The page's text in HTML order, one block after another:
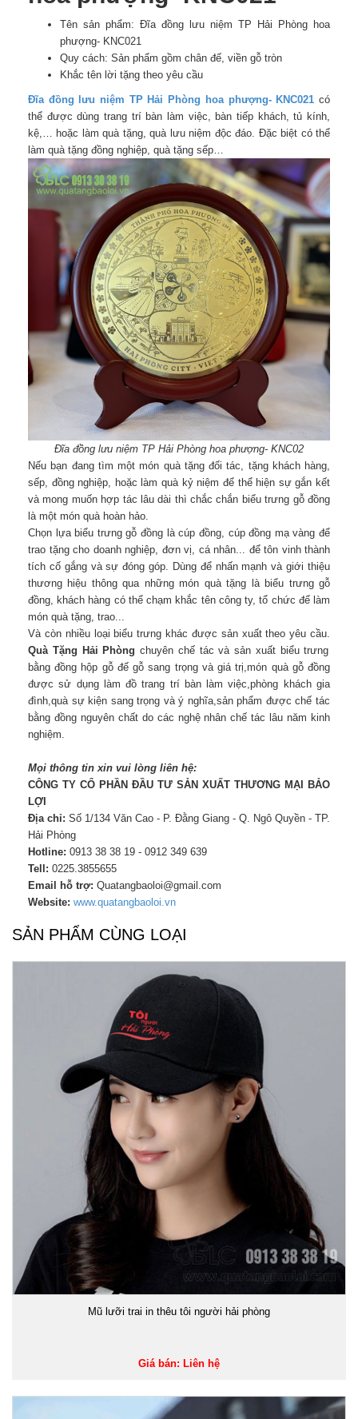
Tên sản phẩm: Đĩa đồng lưu niệm TP Hải Phòng hoa
phượng- KNC021
Quy cách: Sản phẩm gồm chân đế, viền gỗ tròn
Khắc tên lời tặng theo yêu cầu
Đĩa đồng lưu niệm TP Hải Phòng hoa phượng- KNC021 có
thể được dùng trang trí bàn làm việc, bàn tiếp khách, tủ kính,
kệ,… hoặc làm quà tặng, quà lưu niệm độc đáo. Đặc biệt có thể
làm quà tặng đồng nghiệp, quà tặng sếp…
Đĩa đồng lưu niệm TP Hải Phòng hoa phượng- KNC02
Nếu bạn đang tìm một món quà tặng đối tác, tặng khách hàng,
sếp, đồng nghiệp, hoặc làm quà kỷ niệm để thể hiện sự gắn kết
và mong muốn hợp tác lâu dài thì chắc chắn biểu trưng gỗ đồng
là một món quà hoàn hảo.
Chọn lựa biểu trưng gỗ đồng là cúp đồng, cúp đồng mạ vàng để
trao tặng cho doanh nghiệp, đơn vị, cá nhân... để tôn vinh thành
tích cố gắng và sự đóng góp. Dùng để nhấn mạnh và giới thiệu
thương hiệu thông qua những món quà tặng là biểu trưng gỗ
đồng, khách hàng có thể chạm khắc tên công ty, tổ chức để làm
món quà tặng, trao...
Và còn nhiều loại biểu trưng khác được sản xuất theo yêu cầu.
Quà Tặng Hải Phòng chuyên chế tác và sản xuất biểu trưng
bằng đồng hộp gỗ đế gỗ sang trọng và giá trị,món quà gỗ đồng
được sử dụng làm đồ trang trí bàn làm việc,phòng khách gia
đình,quà sự kiện sang trọng và ý nghĩa,sản phẩm được chế tác
bằng đồng nguyên chất do các nghệ nhân chế tác lâu năm kinh
nghiệm.
Mọi thông tin xin vui lòng liên hệ:
CÔNG TY CỔ PHẦN ĐẦU TƯ SẢN XUẤT THƯƠNG MẠI BẢO
LỢI
Địa chỉ: Số 1/134 Văn Cao - P. Đằng Giang - Q. Ngô Quyền - TP.
Hải Phòng
Hotline: 0913 38 38 19 - 0912 349 639
Tell: 0225.3855655
Email hỗ trợ: Quatangbaoloi@gmail.com
Website: www.quatangbaoloi.vn
SẢN PHẨM CÙNG LOẠI
Mũ lưỡi trai in thêu tôi người hải phòng
Giá bán: Liên hệ